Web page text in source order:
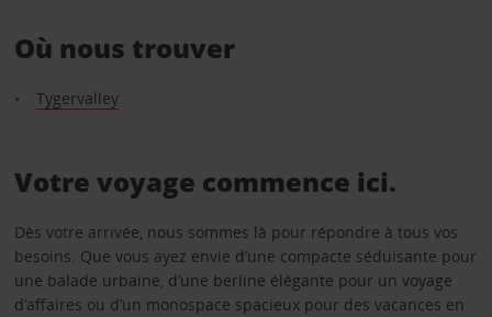
Où nous trouver
Tygervalley
Votre voyage commence ici.
Dès votre arrivée, nous sommes là pour répondre à tous vos
besoins. Que vous ayez envie d’une compacte séduisante pour
une balade urbaine, d’une berline élégante pour un voyage
d’affaires ou d’un monospace spacieux pour des vacances en